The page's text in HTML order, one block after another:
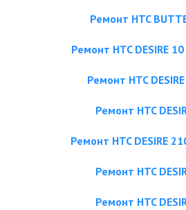
Ремонт HTC
Ремонт HTC DESIRE
Ремонт HTC
Ремонт HTC
Ремонт HTC DESIRE
Ремонт HTC
Ремонт HTC